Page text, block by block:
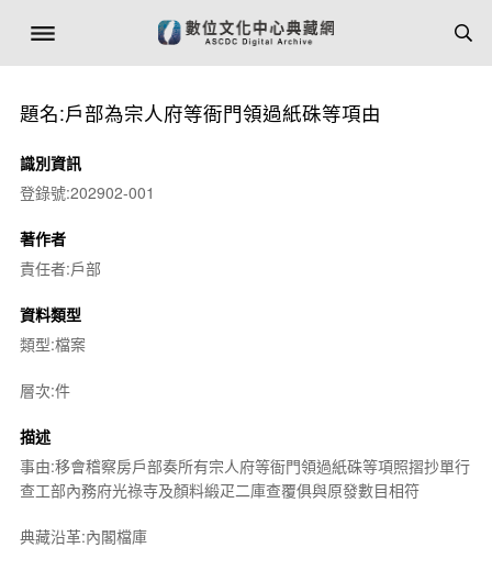
題名:戶部為宗人府等衙門領過紙硃等項由
識別資訊
登錄號:202902-001
著作者
責任者:戶部
資料類型
類型:檔案
層次:件
描述
事由:移會稽察房戶部奏所有宗人府等衙門領過紙硃等項照摺抄單行
查工部內務府光祿寺及顏料緞疋二庫查覆俱與原發數目相符
典藏沿革:內閣檔庫